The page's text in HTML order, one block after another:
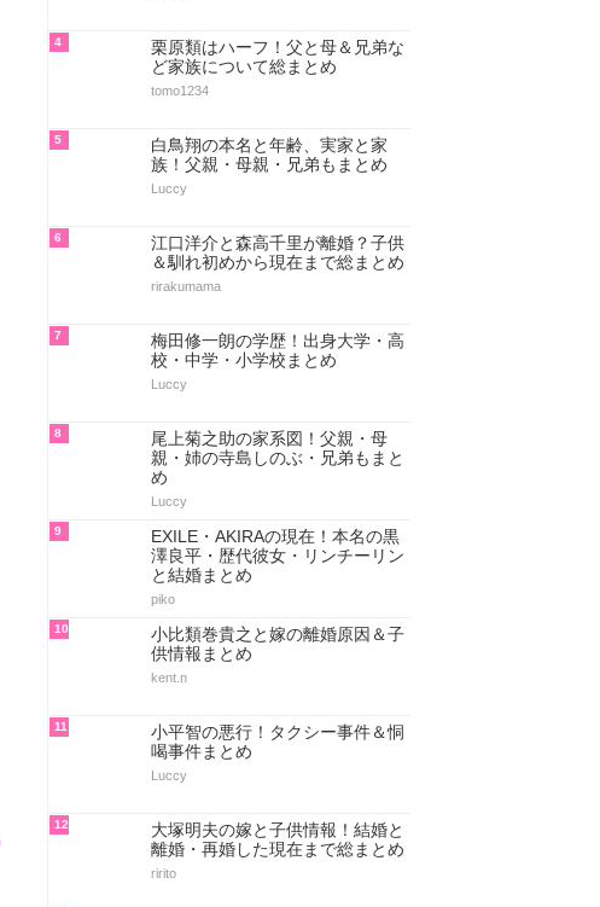
4
栗原類はハーフ！父と母＆兄弟な
ど家族について総まとめ
tomo1234
5
白鳥翔の本名と年齢、実家と家
族！父親・母親・兄弟もまとめ
Luccy
6
江口洋介と森高千里が離婚？子供
＆馴れ初めから現在まで総まとめ
rirakumama
7
梅田修一朗の学歴！出身大学・高
校・中学・小学校まとめ
Luccy
8
尾上菊之助の家系図！父親・母
親・姉の寺島しのぶ・兄弟もまと
め
Luccy
9
EXILE・AKIRAの現在！本名の黒
澤良平・歴代彼女・リンチーリン
と結婚まとめ
piko
10
小比類巻貴之と嫁の離婚原因＆子
供情報まとめ
kent.n
11
小平智の悪行！タクシー事件＆恫
喝事件まとめ
Luccy
12
大塚明夫の嫁と子供情報！結婚と
離婚・再婚した現在まで総まとめ
ririto